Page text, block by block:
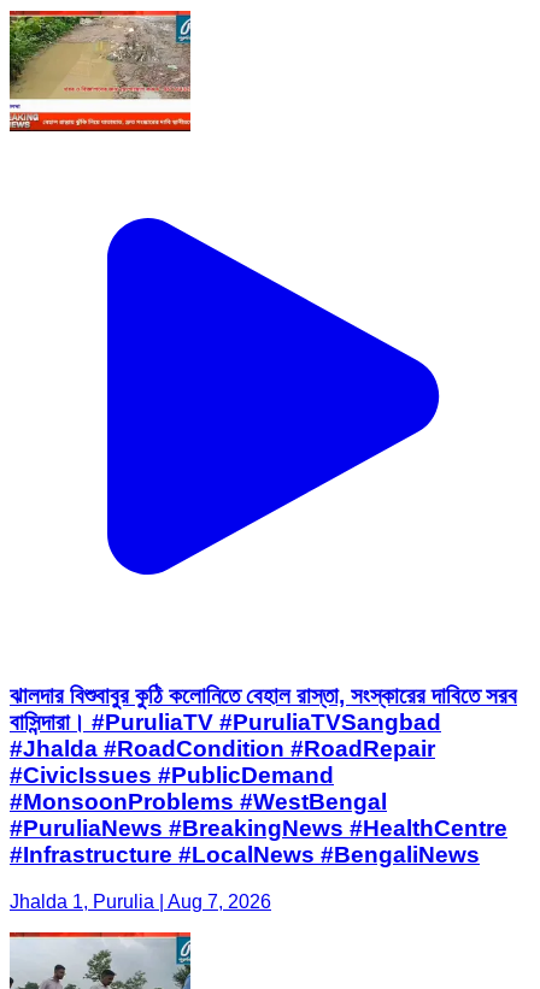
ঝালদার বিশুবাবুর কুঠি কলোনিতে বেহাল রাস্তা, সংস্কারের দাবিতে সরব
বাসিন্দারা। #PuruliaTV #PuruliaTVSangbad
#Jhalda #RoadCondition #RoadRepair
#CivicIssues #PublicDemand
#MonsoonProblems #WestBengal
#PuruliaNews #BreakingNews #HealthCentre
#Infrastructure #LocalNews #BengaliNews
Jhalda 1, Purulia | Aug 7, 2026